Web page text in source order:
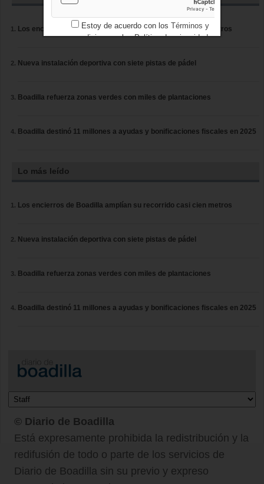
Los encierros de Boadilla amplían su recorrido casi cien metros
Nueva instalación deportiva con siete pistas de pádel
Boadilla refuerza zonas verdes con miles de plantaciones
Boadilla destinó 11 millones a ayudas y bonificaciones fiscales en 2025
Lo más leído
Los encierros de Boadilla amplían su recorrido casi cien metros
Nueva instalación deportiva con siete pistas de pádel
Boadilla refuerza zonas verdes con miles de plantaciones
Boadilla destinó 11 millones a ayudas y bonificaciones fiscales en 2025
© Diario de Boadilla
Está expresamente prohibida la redistribución y la
redifusión de todo o parte de los servicios de
Diario de Boadilla sin su previo y expreso
Estoy de acuerdo con los Términos y
condicionesy losPolítica de privacidad